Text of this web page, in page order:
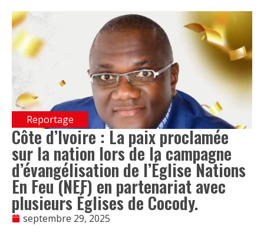
Reportage
Côte d’Ivoire : La paix proclamée
sur la nation lors de la campagne
d’évangélisation de l’Église Nations
En Feu (NEF) en partenariat avec
plusieurs Églises de Cocody.
septembre 29, 2025